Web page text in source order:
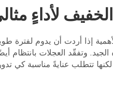
لأداءٍ
إذا أردت أن يدوم لفترة
وتفقّد العجلات بانتظام
تتطلب عنايةً مناسبة كي